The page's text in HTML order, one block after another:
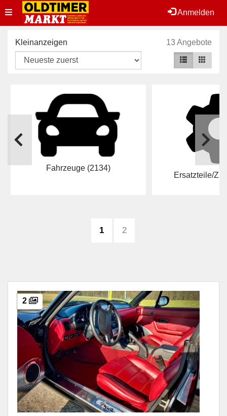
Anmelden
Toggle
navigation
Kleinanzeigen 13 Angebote
Fahrzeuge (2134)
Ersatzteile/
1 2
2